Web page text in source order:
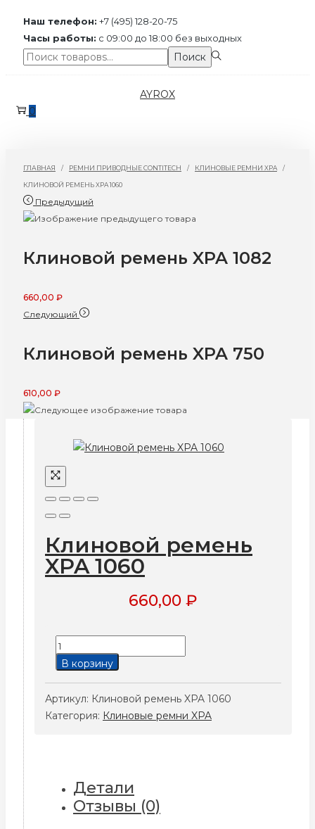
Наш телефон: +7 (495) 128-20-75
Часы работы: с 09:00 до 18:00 без выходных
Поиск:>
Поиск
к
к
AYROX
0
ГЛАВНАЯ / РЕМНИ ПРИВОДНЫЕ CONTITECH / КЛИНОВЫЕ РЕМНИ XPA /
КЛИНОВОЙ РЕМЕНЬ XPA 1060
Предыдущий
Клиновой ремень XPA 1082
660,00 ₽
Следующий
Клиновой ремень XPA 750
610,00 ₽
Клиновой ремень
XPA 1060
660,00 ₽
Количество
товара
ремень
XPA
В корзину
Артикул: Клиновой ремень XPA 1060
Категория: Клиновые ремни XPA
Детали
Отзывы (0)